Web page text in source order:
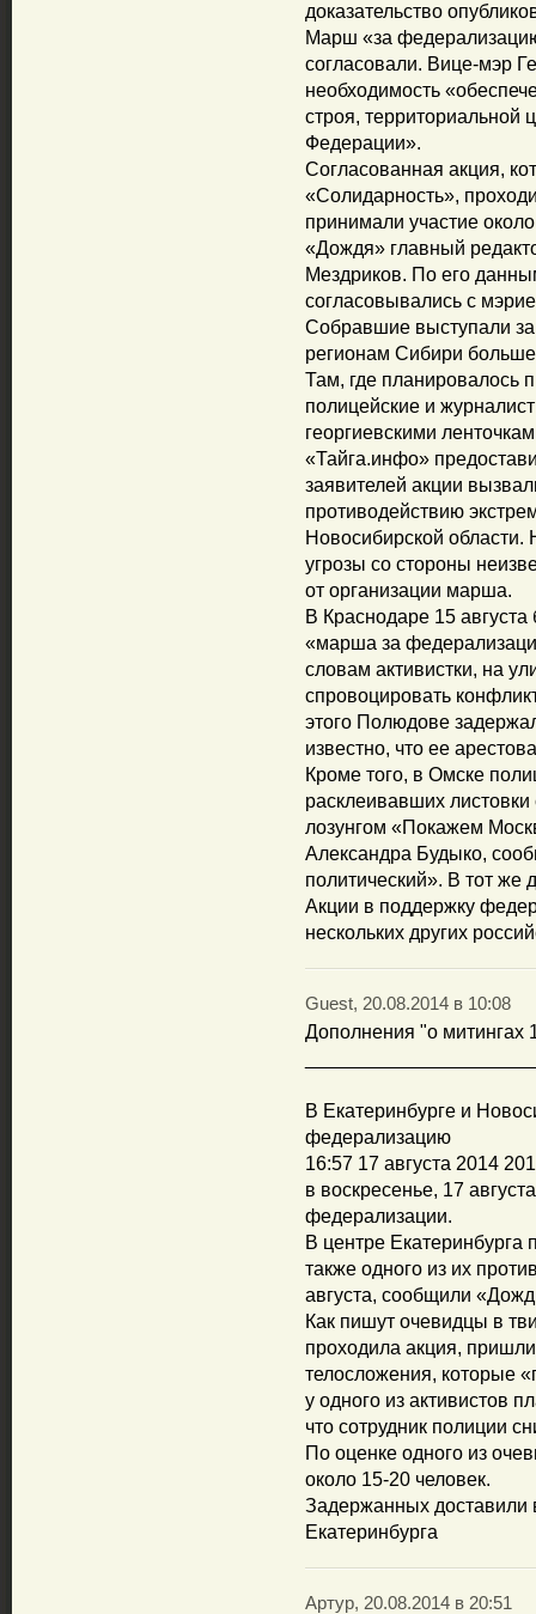
доказательство
Марш «за
согласовали. Вице-мэр
необходимость
строя, территориальной
Федерации».
Согласованная акция,
«Солидарность»,
принимали участие
«Дождя» главный
Мездриков. По его
согласовывались с
Собравшие выступали
регионам Сибири
Там, где планировалось
полицейские и
георгиевскими
«Тайга.инфо»
заявителей акции
противодействию
Новосибирской
угрозы со стороны
от организации марша.
В Краснодаре 15
«марша за
словам активистки, на
спровоцировать
этого Полюдовe
известно, что ее
Кроме того, в Омске
расклеивавших
лозунгом «Покажем
Александра Будыко,
политический». В тот же
Акции в поддержку
нескольких других
Guest, 20.08.2014 в 10:08
Дополнения "о митингах
В Екатеринбурге и
федерализацию
16:57 17 августа 2014
в воскресенье, 17
федерализации.
В центре Екатеринбурга
также одного из их
августа, сообщили
Как пишут очевидцы в
проходила акция,
телосложения, которые
у одного из активистов
что сотрудник полиции
По оценке одного из
около 15-20 человек.
Задержанных доставили
Екатеринбурга
Артур, 20.08.2014 в 20:51